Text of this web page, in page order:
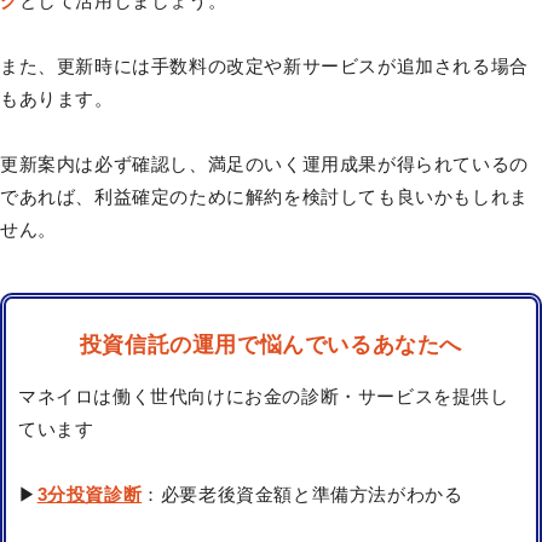
また、更新時には手数料の改定や新サービスが追加される場合
もあります。
更新案内は必ず確認し、満足のいく運用成果が得られているの
であれば、利益確定のために解約を検討しても良いかもしれま
せん。
投資信託の運用で悩んでいるあなたへ
マネイロは働く世代向けにお金の診断・サービスを提供し
ています
▶ 3分投資診断：必要老後資金額と準備方法がわかる